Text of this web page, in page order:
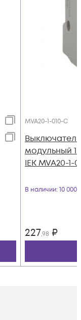
MVA20-1-010-C
модульный
IEK MVA20-1-
В наличии: 10
227,98 ₽